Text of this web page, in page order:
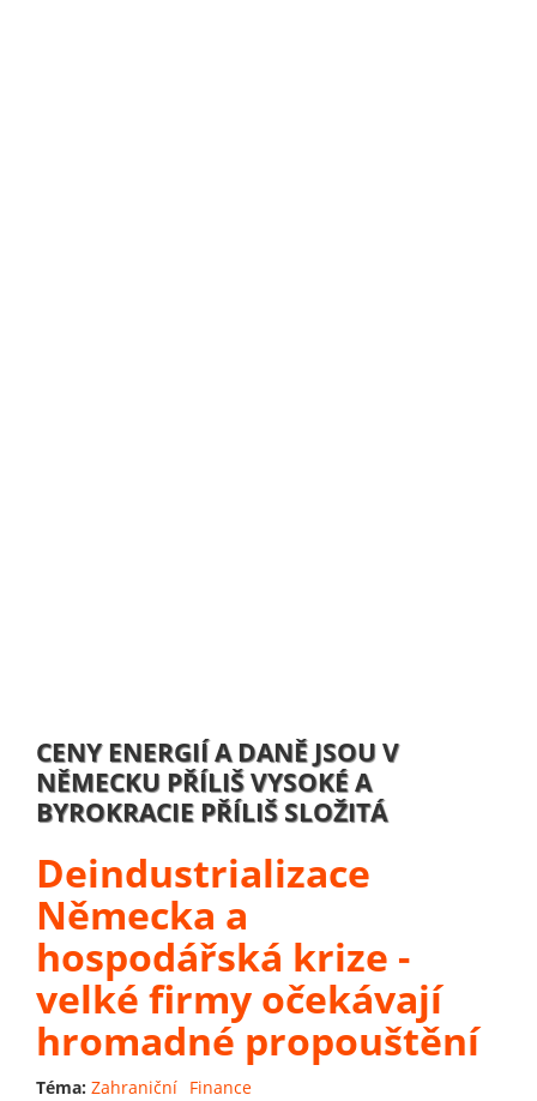
CENY ENERGIÍ A DANĚ JSOU V
NĚMECKU PŘÍLIŠ VYSOKÉ A
BYROKRACIE PŘÍLIŠ SLOŽITÁ
Deindustrializace
Německa a
hospodářská krize -
velké firmy očekávají
hromadné propouštění
Téma: Zahraniční Finance